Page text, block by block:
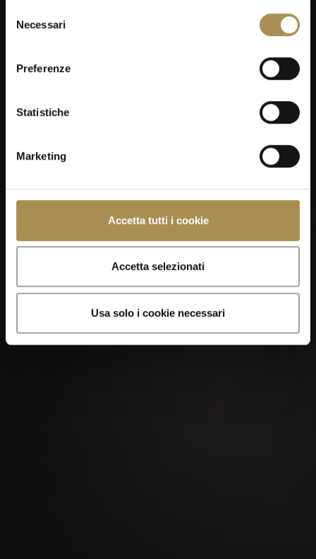
delNecessari
Preferenze
Statistiche
Marketing
Accetta tutti i cookie
Accetta selezionati
Usa solo i cookie necessari